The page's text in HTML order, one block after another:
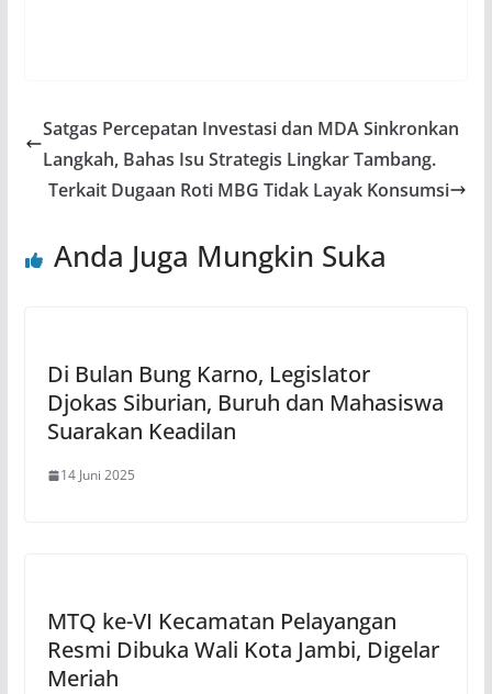
Satgas Percepatan Investasi dan MDA Sinkronkan
Langkah, Bahas Isu Strategis Lingkar Tambang.
Terkait Dugaan Roti MBG Tidak Layak Konsumsi
Anda Juga Mungkin Suka
Di Bulan Bung Karno, Legislator
Djokas Siburian, Buruh dan Mahasiswa
Suarakan Keadilan
14 Juni 2025
MTQ ke-VI Kecamatan Pelayangan
Resmi Dibuka Wali Kota Jambi, Digelar
Meriah